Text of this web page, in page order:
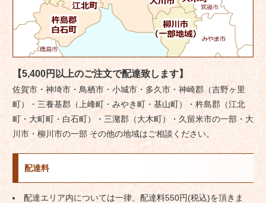
【5,400円以上のご注文で配達致します】
佐賀市・神埼市・鳥栖市・小城市・多久市・神崎郡（吉野ヶ里
町）・三養基郡（上峰町・みやき町・基山町）・杵島郡（江北
町・大町町・白石町）・三潴郡（大木町）・久留米市の一部・大
川市・柳川市の一部 その他の地域はご相談ください。
配達料
配達エリア内については一律、配達料550円(税込)を頂きま